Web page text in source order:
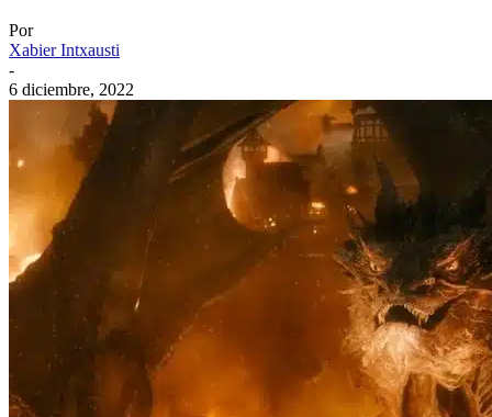
Por
Xabier Intxausti
-
6 diciembre, 2022